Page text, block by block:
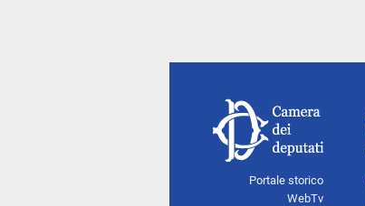
Portale storico
WebTv